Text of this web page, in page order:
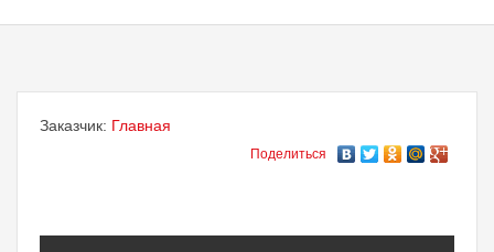
Заказчик: Главная
Поделиться